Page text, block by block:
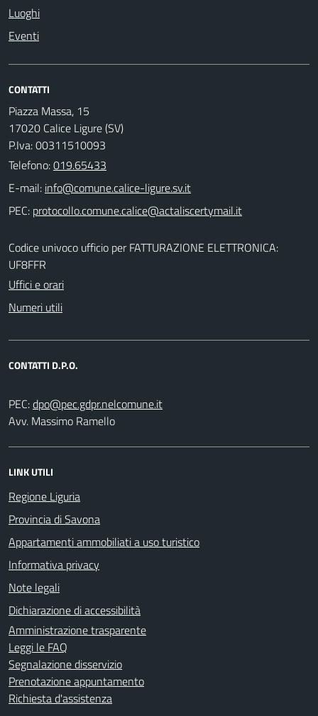
Luoghi
Eventi
CONTATTI
Piazza Massa, 15
17020 Calice Ligure (SV)
P.Iva: 00311510093
Telefono:019.65433
E-mail:
PEC:
Codice univoco ufficio per FATTURAZIONE ELETTRONICA:
UF8FFR
Uffici e orari
Numeri utili
CONTATTI D.P.O.
PEC:
Avv. Massimo Ramello
LINK UTILI
Regione Liguria
Provincia di Savona
Appartamenti ammobiliati a uso turistico
Informativa privacy
Note legali
Dichiarazione di accessibilità
Amministrazione trasparente
Leggi le FAQ
Segnalazione disservizio
Prenotazione appuntamento
Richiesta d'assistenza